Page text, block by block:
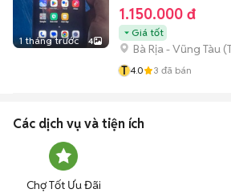
1 tháng trước 4
1.150.000 đ
Giá tốt
Bà Rịa - Vũng Tàu (
T 4.0 3 đã bán
Các dịch vụ và tiện ích
Chợ Tốt Ưu Đãi